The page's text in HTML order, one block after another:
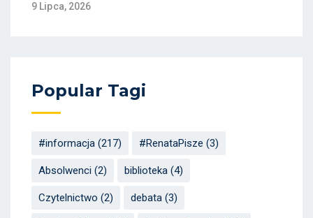
9 Lipca, 2026
Popular Tagi
#informacja (217) #RenataPisze (3)
Absolwenci (2) biblioteka (4)
Czytelnictwo (2) debata (3)